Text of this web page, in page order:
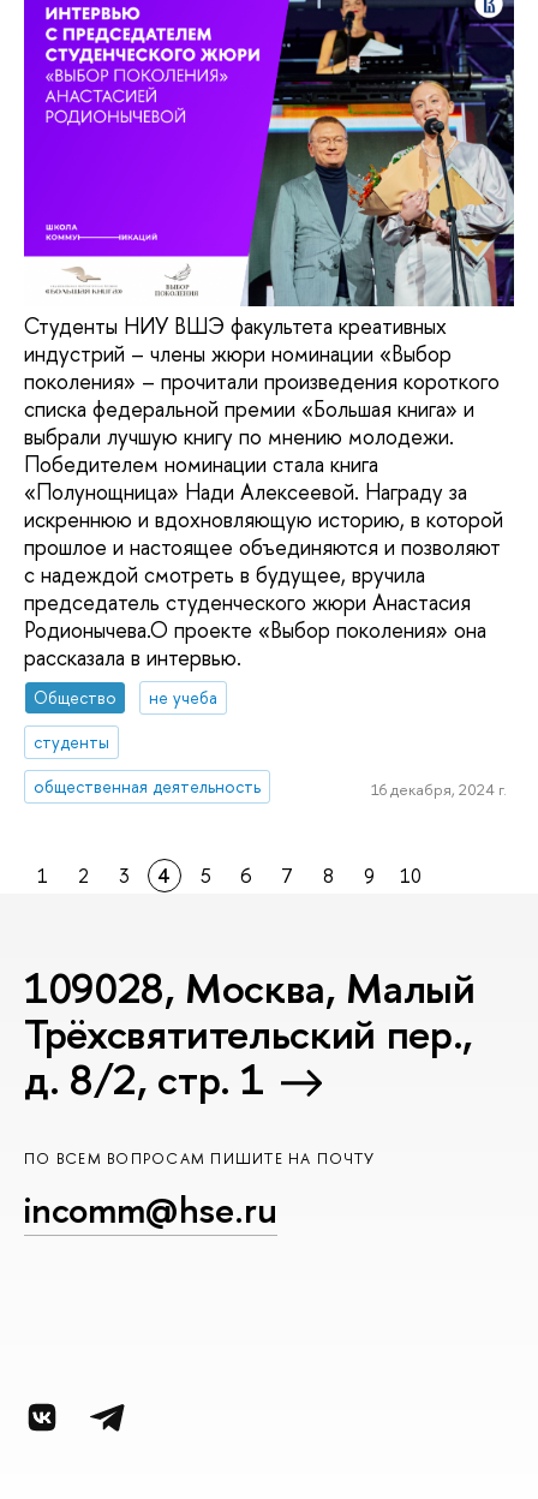
Студенты НИУ ВШЭ факультета креативных
индустрий – члены жюри номинации «Выбор
поколения» – прочитали произведения короткого
списка федеральной премии «Большая книга» и
выбрали лучшую книгу по мнению молодежи.
Победителем номинации стала книга
«Полунощница» Нади Алексеевой. Награду за
искреннюю и вдохновляющую историю, в которой
прошлое и настоящее объединяются и позволяют
с надеждой смотреть в будущее, вручила
председатель студенческого жюри Анастасия
Родионычева.О проекте «Выбор поколения» она
рассказала в интервью.
Общество
не учеба
студенты
общественная деятельность
16 декабря, 2024 г.
1 2 3 4 5 6 7 8 9 10
109028, Москва, Малый
Трёхсвятительский пер.,
д. 8/2, стр. 1
ПО ВСЕМ ВОПРОСАМ ПИШИТЕ НА ПОЧТУ
incomm@hse.ru